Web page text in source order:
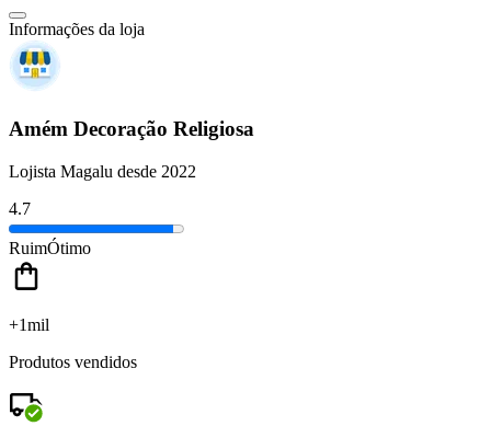
Informações da loja
Amém Decoração Religiosa
Lojista Magalu desde 2022
4.7
RuimÓtimo
+1mil
Produtos vendidos